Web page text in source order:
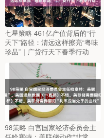
七星策略 461亿产值背后的“行
天下”路径：清远这样擦亮“粤味
珍品”｜广货行天下春季行动
98策略 白宫国家经济委员会主